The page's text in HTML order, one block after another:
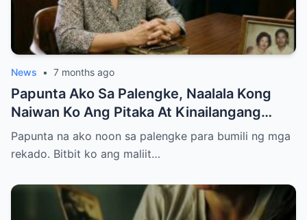
News • 7 months ago
Papunta Ako Sa Palengke, Naalala Kong
Naiwan Ko Ang Pitaka At Kinailangang
Umuwi, Pero…
Papunta na ako noon sa palengke para bumili ng mga
rekado. Bitbit ko ang maliit…